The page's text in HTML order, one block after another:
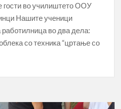
гости во училиштето ООУ
Нашите ученици
работилница во два дела:
со техника “цртање со